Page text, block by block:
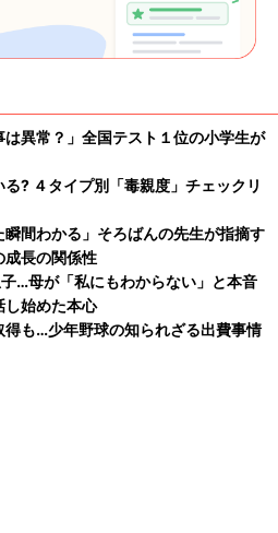
は異常？」全国テスト１位の小学生が
? ４タイプ別「毒親度」チェックリ
瞬間わかる」そろばんの先生が指摘す
成長の関係性
…母が「私にもわからない」と本音
し始めた本心
得も…少年野球の知られざる出費事情